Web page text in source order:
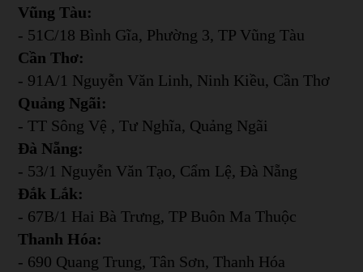
Vũng Tàu:
- 51C/18 Bình Gĩa, Phường 3, TP Vũng Tàu
Cần Thơ:
- 91A/1 Nguyễn Văn Linh, Ninh Kiều, Cần Thơ
Quảng Ngãi:
- TT Sông Vệ , Tư Nghĩa, Quảng Ngãi
Đà Nẵng:
- 53/1 Nguyễn Văn Tạo, Cẩm Lệ, Đà Nẵng
Đắk Lắk:
- 67B/1 Hai Bà Trưng, TP Buôn Ma Thuộc
Thanh Hóa:
- 690 Quang Trung, Tân Sơn, Thanh Hóa